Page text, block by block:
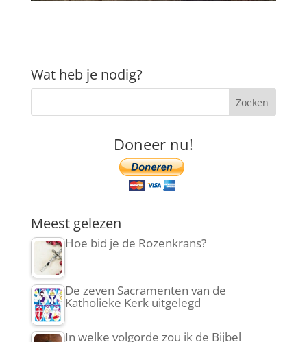
Wat heb je nodig?
Doneer nu!
Meest gelezen
Hoe bid je de Rozenkrans?
De zeven Sacramenten van de
Katholieke Kerk uitgelegd
In welke volgorde zou ik de Bijbel